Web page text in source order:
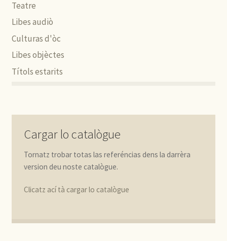
Teatre
Libes audiò
Culturas d'òc
Libes objèctes
Títols estarits
Cargar lo catalògue
Tornatz trobar totas las referéncias dens la darrèra
version deu noste catalògue.
Clicatz ací tà cargar lo catalògue